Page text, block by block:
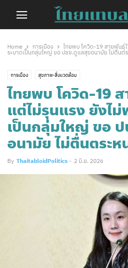
Home การเมือง
ไทยพบ โควิด-19 สายพันธุ์
ระบาดเป็นกลุ่มใหญ่ ขอ ปชช.ดูแลสุขอนามัย ไม่ตื่นต
การเมือง สุขภาพ-สิ่งแวดล้อม
ไทยพบ โควิด-19
แต่ไม่รุนแรง ยังไม่
เป็นกลุ่มใหญ่ ขอ
อนามัย ไม่ตื่นตระห
By ThaitabloidPolitics - 2 มิ.ย. 2026